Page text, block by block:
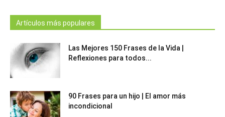
Artículos más populares
Las Mejores 150 Frases de la Vida |
Reflexiones para todos...
90 Frases para un hijo | El amor más
incondicional